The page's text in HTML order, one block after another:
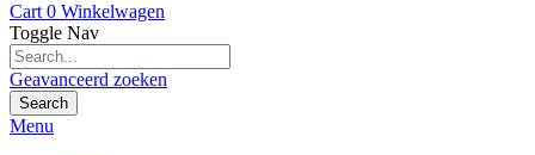
Cart 0 Winkelwagen
Toggle Nav
Geavanceerd zoeken
Search
Menu